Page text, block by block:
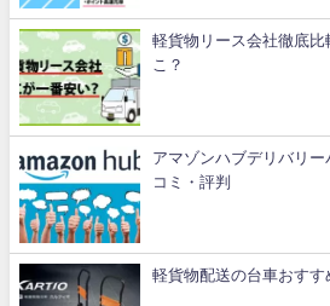
軽貨物リース会社徹底
こ？
アマゾンハブデリバリ
コミ・評判
軽貨物配送の台車おすす